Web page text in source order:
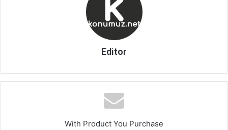
Editor
With Product You Purchase